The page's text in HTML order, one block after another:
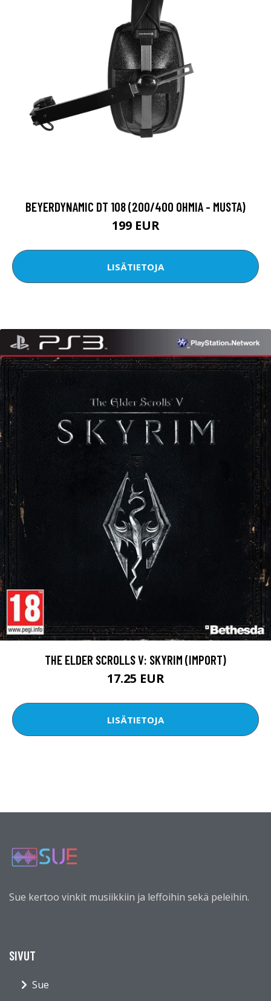
BEYERDYNAMIC DT 108 (200/400 OHMIA - MUSTA)
199 EUR
LISÄTIETOJA
THE ELDER SCROLLS V: SKYRIM (IMPORT)
17.25 EUR
LISÄTIETOJA
Sue kertoo vinkit musiikkiin ja leffoihin sekä peleihin.
SIVUT
Sue